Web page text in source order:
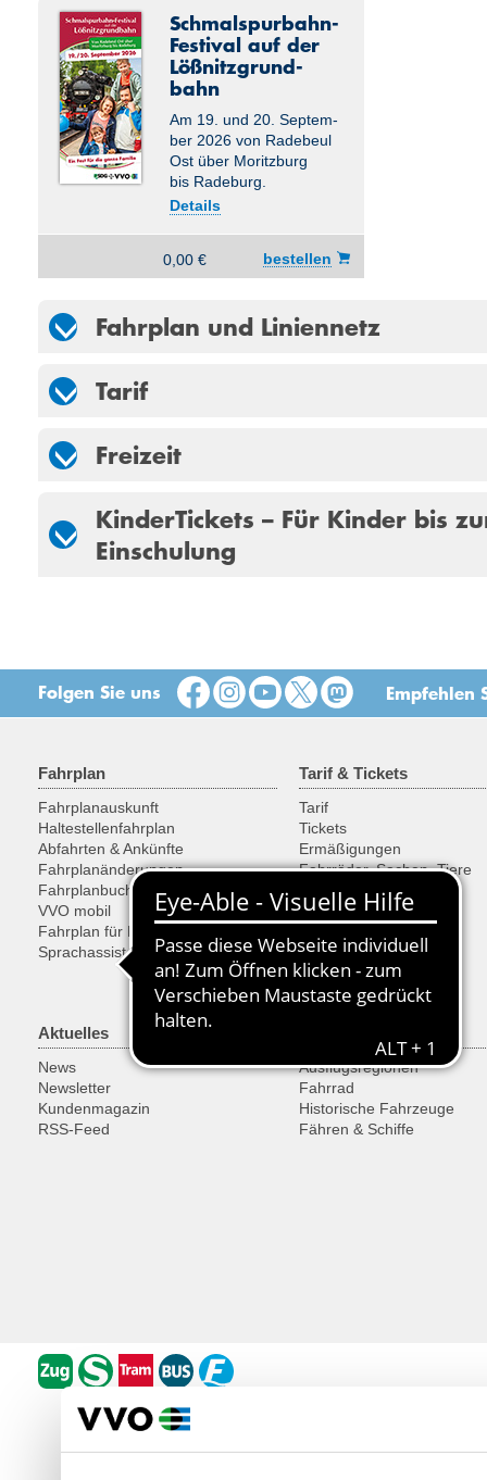
Schmalspurbahn-
Festival auf der
Lößnitz­grund­
bahn
Am 19. und 20. Sep­tem­
ber 2026 von Radebeul
Ost über Moritzburg
bis Radeburg.
Details
0,00 € bestellen
Fahrplan und Liniennetz
Tarif
Freizeit
KinderTickets – Für Kinder bis
Einschulung
Folgen Sie uns Empfehlen
Fahrplan
Fahrplanauskunft
Haltestellenfahrplan
Abfahrten & Ankünfte
Fahrplanänderungen
Fahrplanbuch
VVO mobil
Fahrplan für Entwickler
Sprachassistent Alexa
Tarif & Tickets
Tarif
Tickets
Ermäßigungen
Fahrräder, Sachen, Tiere
Ticketkauf
SonderTickets
Aktuelles
News
Newsletter
Kundenmagazin
RSS-Feed
Ausflugsregionen
Fahrrad
Historische Fahrzeuge
Fähren & Schiffe